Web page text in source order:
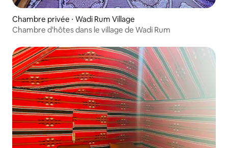
Chambre privée ⋅ Wadi Rum Village
Chambre d'hôtes dans le village de Wadi Rum